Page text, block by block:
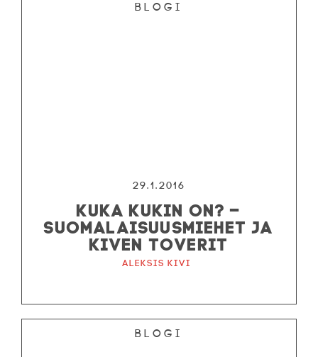
Blogi
29.1.2016
KUKA KUKIN ON? –
SUOMALAISUUSMIEHET JA
KIVEN TOVERIT
Aleksis Kivi
Blogi